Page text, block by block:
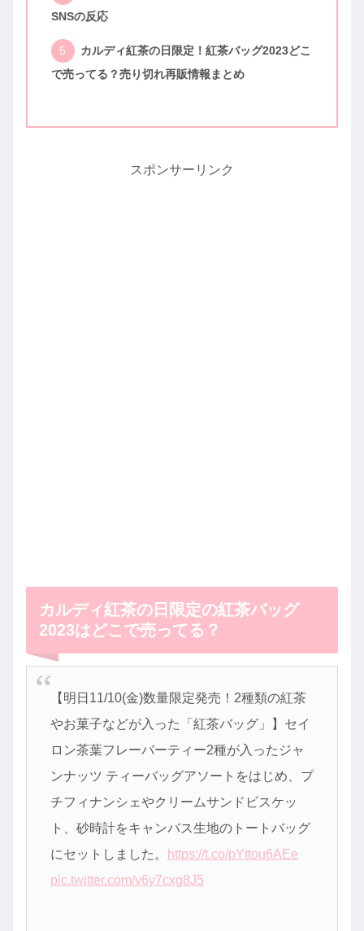
SNSの反応
カルディ紅茶の日限定！紅茶バッグ2023どこ
で売ってる？売り切れ再販情報まとめ
スポンサーリンク
カルディ紅茶の日限定の紅茶バッグ
2023はどこで売ってる？
【明日11/10(金)数量限定発売！2種類の紅茶
やお菓子などが入った「紅茶バッグ」】セイ
ロン茶葉フレーバーティー2種が入ったジャ
ンナッツ ティーバッグアソートをはじめ、プ
チフィナンシェやクリームサンドビスケッ
ト、砂時計をキャンバス生地のトートバッグ
にセットしました。
https://t.co/pYttou6AEe
pic.twitter.com/v6y7cxg8J5